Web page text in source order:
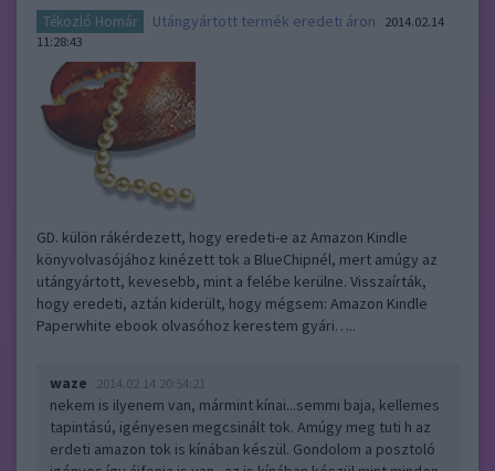
Tékozló Homár Utángyártott termék eredeti áron
2014.02.14
11:28:43
GD. külön rákérdezett, hogy eredeti-e az Amazon Kindle
könyvolvasójához kinézett tok a BlueChipnél, mert amúgy az
utángyártott, kevesebb, mint a felébe kerülne. Visszaírták,
hogy eredeti, aztán kiderült, hogy mégsem: Amazon Kindle
Paperwhite ebook olvasóhoz kerestem gyári…..
waze 2014.02.14 20:54:21
nekem is ilyenem van, mármint kínai...semmi baja, kellemes
tapintású, igényesen megcsinált tok. Amúgy meg tuti h az
erdeti amazon tok is kínában készül. Gondolom a posztoló